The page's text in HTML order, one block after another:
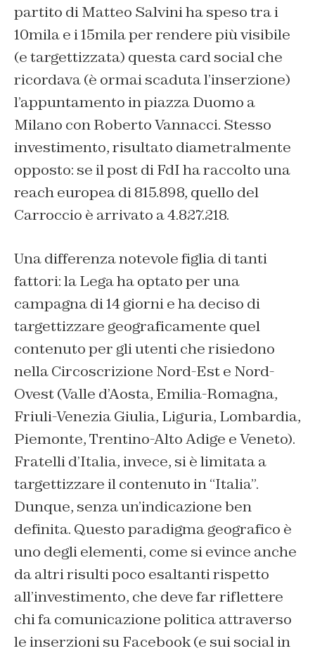
partito di Matteo Salvini ha speso tra i
10mila e i 15mila per rendere più visibile
(e targettizzata) questa card social che
ricordava (è ormai scaduta l’inserzione)
l’appuntamento in piazza Duomo a
Milano con Roberto Vannacci. Stesso
investimento, risultato diametralmente
opposto: se il post di FdI ha raccolto una
reach europea di 815.898, quello del
Carroccio è arrivato a 4.827.218.
Una differenza notevole figlia di tanti
fattori: la Lega ha optato per una
campagna di 14 giorni e ha deciso di
targettizzare geograficamente quel
contenuto per gli utenti che risiedono
nella Circoscrizione Nord-Est e Nord-
Ovest (Valle d’Aosta, Emilia-Romagna,
Friuli-Venezia Giulia, Liguria, Lombardia,
Piemonte, Trentino-Alto Adige e Veneto).
Fratelli d’Italia, invece, si è limitata a
targettizzare il contenuto in “Italia”.
Dunque, senza un’indicazione ben
definita. Questo paradigma geografico è
uno degli elementi, come si evince anche
da altri risulti poco esaltanti rispetto
all’investimento, che deve far riflettere
chi fa comunicazione politica attraverso
le inserzioni su Facebook (e sui social in